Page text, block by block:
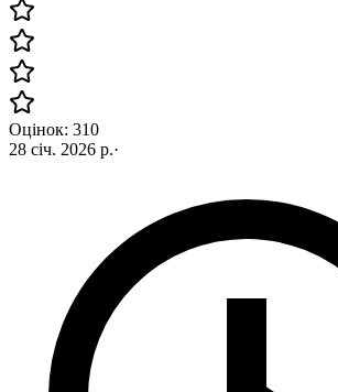
Оцінок: 310
28 січ. 2026 р.·